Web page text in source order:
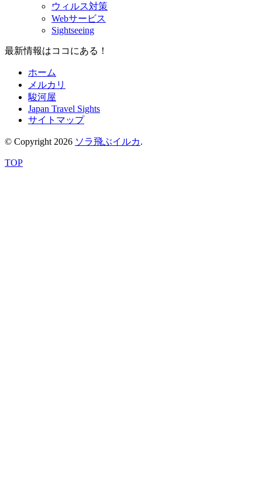
ウィルス対策
Webサービス
Sightseeing
最新情報はココにある！
ホーム
メルカリ
駿河屋
Japan Travel Sights
サイトマップ
© Copyright 2026 ソラ飛ぶイルカ.
TOP